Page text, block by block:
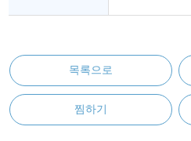
목록으로
찜하기